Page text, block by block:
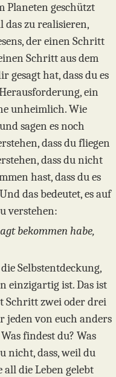
Planeten geschützt
das zu realisieren,
der einen Schritt
Schritt aus dem
gesagt hat, dass du es
ein
unheimlich. Wie
sagen es noch
dass du fliegen
dass du nicht
hast, dass du es
das bedeutet, es auf
verstehen:
bekommen habe,
Selbstentdeckung,
einzigartig ist. Das ist
Schritt zwei oder drei
jeden von euch anders
findest du? Was
nicht, dass, weil du
die Leben gelebt